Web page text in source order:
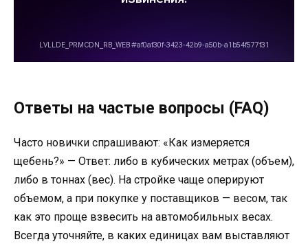
Ответы на частые вопросы (FAQ)
Часто новички спрашивают: «Как измеряется
щебень?» — Ответ: либо в кубических метрах (объем),
либо в тоннах (вес). На стройке чаще оперируют
объемом, а при покупке у поставщиков — весом, так
как это проще взвесить на автомобильных весах.
Всегда уточняйте, в каких единицах вам выставляют